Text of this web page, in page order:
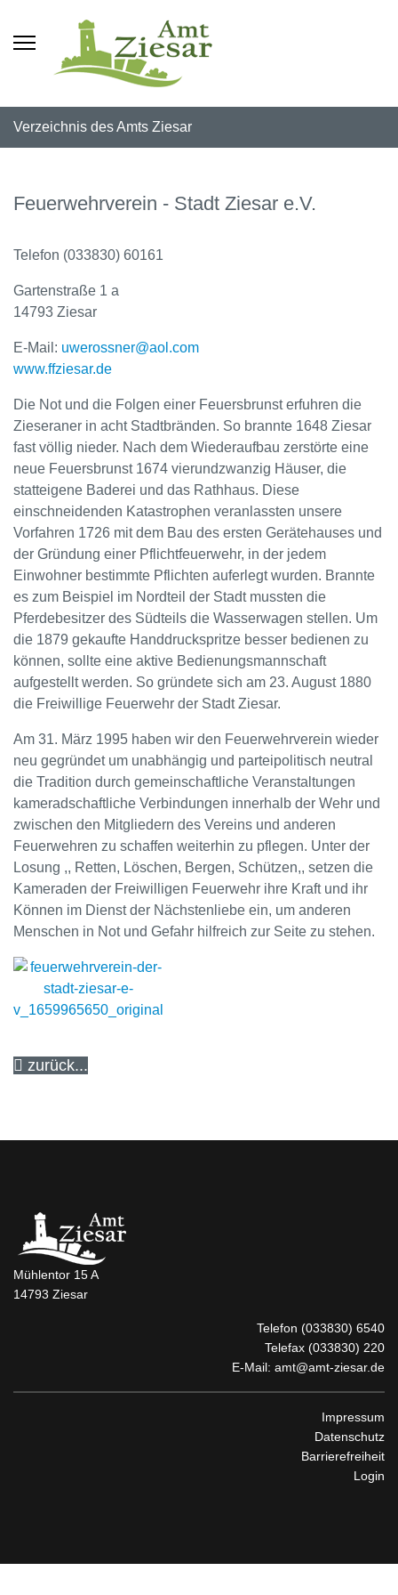
Verzeichnis des Amts Ziesar
Feuerwehrverein - Stadt Ziesar e.V.
Telefon (033830) 60161
Gartenstraße 1 a
14793 Ziesar
E-Mail: uwerossner@aol.com
www.ffziesar.de
Die Not und die Folgen einer Feuersbrunst erfuhren die
Zieseraner in acht Stadtbränden. So brannte 1648 Ziesar
fast völlig nieder. Nach dem Wiederaufbau zerstörte eine
neue Feuersbrunst 1674 vierundzwanzig Häuser, die
statteigene Baderei und das Rathhaus. Diese
einschneidenden Katastrophen veranlassten unsere
Vorfahren 1726 mit dem Bau des ersten Gerätehauses und
der Gründung einer Pflichtfeuerwehr, in der jedem
Einwohner bestimmte Pflichten auferlegt wurden. Brannte
es zum Beispiel im Nordteil der Stadt mussten die
Pferdebesitzer des Südteils die Wasserwagen stellen. Um
die 1879 gekaufte Handdruckspritze besser bedienen zu
können, sollte eine aktive Bedienungsmannschaft
aufgestellt werden. So gründete sich am 23. August 1880
die Freiwillige Feuerwehr der Stadt Ziesar.
Am 31. März 1995 haben wir den Feuerwehrverein wieder
neu gegründet um unabhängig und parteipolitisch neutral
die Tradition durch gemeinschaftliche Veranstaltungen
kameradschaftliche Verbindungen innerhalb der Wehr und
zwischen den Mitgliedern des Vereins und anderen
Feuerwehren zu schaffen weiterhin zu pflegen. Unter der
Losung ,, Retten, Löschen, Bergen, Schützen,, setzen die
Kameraden der Freiwilligen Feuerwehr ihre Kraft und ihr
Können im Dienst der Nächstenliebe ein, um anderen
Menschen in Not und Gefahr hilfreich zur Seite zu stehen.
zurück...
Mühlentor 15 A
14793 Ziesar
Telefon (033830) 6540
Telefax (033830) 220
E-Mail: amt@amt-ziesar.de
Impressum
Datenschutz
Barrierefreiheit
Login